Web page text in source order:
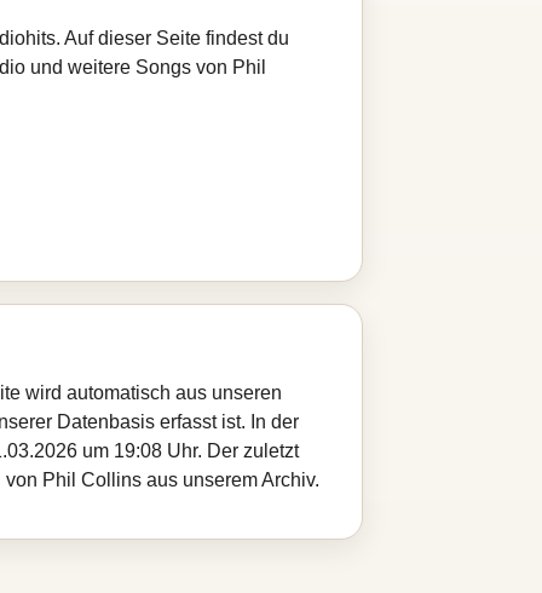
Auf dieser Seite findest du
und weitere Songs von Phil
wird automatisch aus unseren
Datenbasis erfasst ist. In der
um 19:08 Uhr. Der zuletzt
Phil Collins aus unserem Archiv.